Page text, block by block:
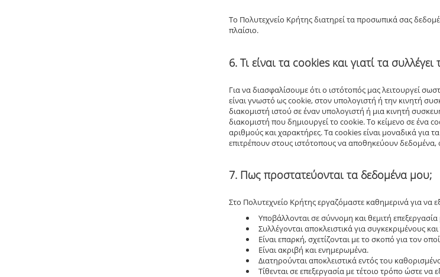
Το Πολυτεχνείο Κρήτης διατηρεί τα προσωπικά σας
πλαίσιο.
6. Τι είναι τα cookies και γιατί τα
Για να διασφαλίσουμε ότι ο ιστότοπός μας λειτουργεί
είναι γνωστό ως cookie, στον υπολογιστή ή την κινητή
διακομιστή ιστού σε έναν υπολογιστή ή μια κινητή
διακομιστή που δημιουργεί το cookie. Το κείμενο σε ένα
αριθμούς και χαρακτήρες. Τα cookies είναι μοναδικά για
επιτρέπουν στους ιστότοπους να αποθηκεύουν δεδομένα,
7. Πως προστατεύονται τα δεδομένα μου;
Στο Πολυτεχνείο Κρήτης εργαζόμαστε καθημερινά για
Υποβάλλονται σε σύννομη και θεμιτή
Συλλέγονται αποκλειστικά για συγκεκριμένους
Είναι επαρκή, σχετίζονται με το σκοπό για τον
Είναι ακριβή και ενημερωμένα.
Διατηρούνται αποκλειστικά εντός του
Τίθενται σε επεξεργασία με τέτοιο τρόπο ώστε